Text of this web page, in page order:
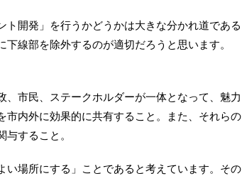
開発」を行うかどうかは大きな分かれ道である
線部を除外するのが適切だろうと思います。
市民、ステークホルダーが一体となって、魅力
内外に効果的に共有すること。また、それらの
すること。
場所にする」ことであると考えています。その